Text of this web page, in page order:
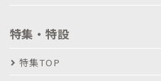
特集・特設
特集TOP